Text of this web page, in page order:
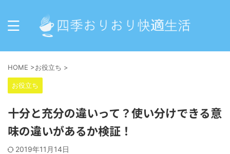
HOME >お役立ち >
お役立ち
十分と充分の違いって？使い分けできる意
味の違いがあるか検証！
2019年11月14日